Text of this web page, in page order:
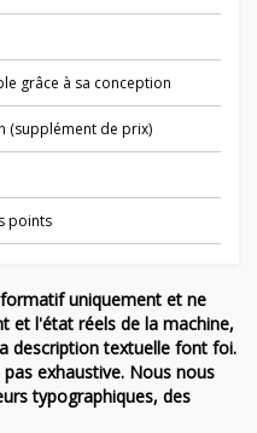
grâce à sa conception
(supplément de prix)
points
uniquement et ne
et l'état réels de la machine,
description textuelle font foi.
exhaustive. Nous nous
typographiques, des